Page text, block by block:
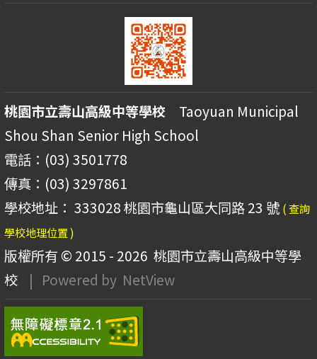
桃園市立壽山高級中等學校 Taoyuan Municipal
Shou Shan Senior High School
電話：(03) 3501778
傳真：(03) 3297861
學校地址： 333028 桃園市龜山區大同路 23 號 ( 查詢
學校地理位置 )
版權所有 © 2015 - 2026 桃園市立壽山高級中等學
校
| Powered by NetView